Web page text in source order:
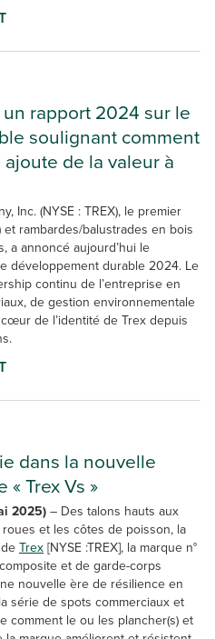
rapport 2024 sur le
soulignant comment
de la valeur à
Inc. (NYSE : TREX), le premier
rambardes/balustrades en bois
a annoncé aujourd’hui le
développement durable 2024. Le
continu de l’entreprise en
de gestion environnementale
de l’identité de Trex depuis
dans la nouvelle
Trex Vs »
2025)– Des talons hauts aux
et les côtes de poisson, la
Trex[NYSE :TREX], la marque n°
et de garde-corps
nouvelle ère de résilience en
série de spots commerciaux et
comment le ou les plancher(s) et